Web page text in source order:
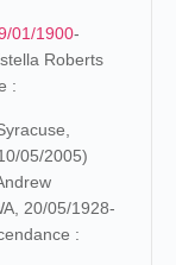
01/1900-
Roberts
:
05/2005)
20/05/1928-
: